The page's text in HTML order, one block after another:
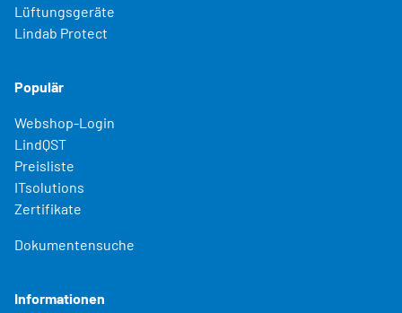
Lüftungsgeräte
Lindab Protect
Populär
Webshop-Login
LindQST
Preisliste
ITsolutions
Zertifikate
Dokumentensuche
Informationen